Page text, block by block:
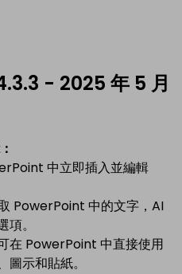
- 2025 年 5 月
中立即插入並編輯
PowerPoint 中的文字，AI
。
在 PowerPoint 中直接使用
示和貼紙。